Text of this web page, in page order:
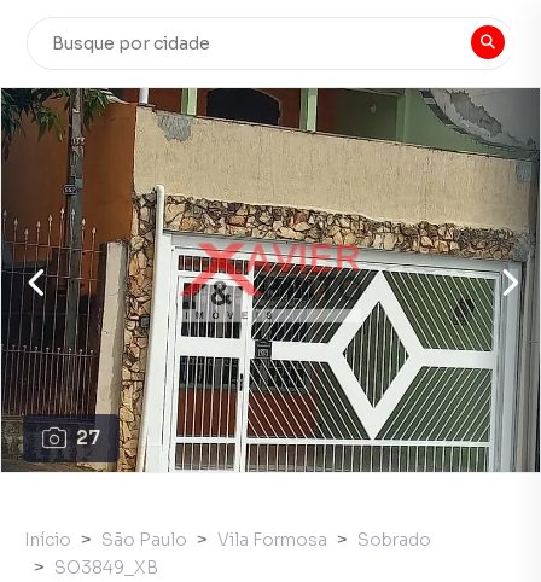
27
Início São Paulo Vila Formosa
Sobrado
SO3849_XB